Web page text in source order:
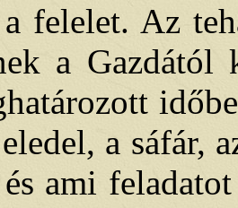
a felelet. Az
a Gazdától
a sáfár,
és ami